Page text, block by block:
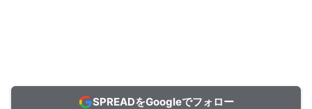
SPREADをGoogleでフォロー